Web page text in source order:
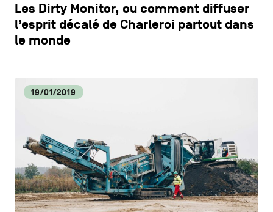
Les Dirty Monitor, ou comment diffuser
l’esprit décalé de Charleroi partout dans
le monde
19/01/2019